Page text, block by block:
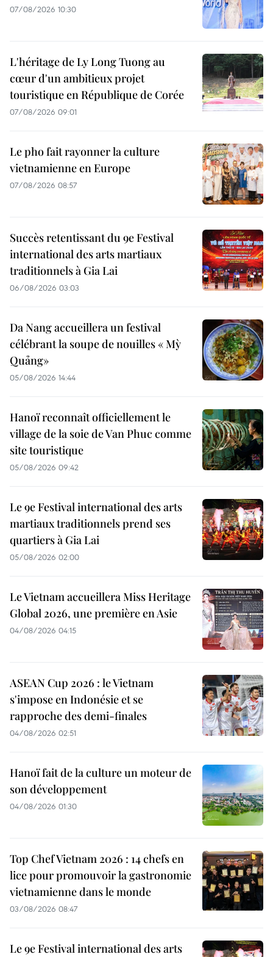
07/08/2026 10:30
L'héritage de Ly Long Tuong au
cœur d'un ambitieux projet
touristique en République de Corée
07/08/2026 09:01
Le pho fait rayonner la culture
vietnamienne en Europe
07/08/2026 08:57
Succès retentissant du 9e Festival
international des arts martiaux
traditionnels à Gia Lai
06/08/2026 03:03
Da Nang accueillera un festival
célébrant la soupe de nouilles « Mỳ
Quảng»
05/08/2026 14:44
Hanoï reconnaît officiellement le
village de la soie de Van Phuc comme
site touristique
05/08/2026 09:42
Le 9e Festival international des arts
martiaux traditionnels prend ses
quartiers à Gia Lai
05/08/2026 02:00
Le Vietnam accueillera Miss Heritage
Global 2026, une première en Asie
04/08/2026 04:15
ASEAN Cup 2026 : le Vietnam
s'impose en Indonésie et se
rapproche des demi-finales
04/08/2026 02:51
Hanoï fait de la culture un moteur de
son développement
04/08/2026 01:30
Top Chef Vietnam 2026 : 14 chefs en
lice pour promouvoir la gastronomie
vietnamienne dans le monde
03/08/2026 08:47
Le 9e Festival international des arts